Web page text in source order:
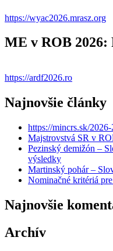
https://wyac2026.mrasz.org
ME v ROB 2026:
https://ardf2026.ro
Najnovšie články
https://mincrs.sk/2026-
Majstrovstvá SR v
Pezinský demižón –
výsledky
Martinský pohár –
Nominačné kritériá
Najnovšie
Archív